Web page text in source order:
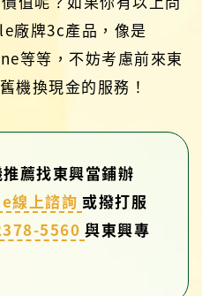
廠牌3c產品，像是
等等，不妨考慮前來東
機換現金的服務！
薦找東興當鋪辦
線上諮詢 或撥打服
5560 與東興專